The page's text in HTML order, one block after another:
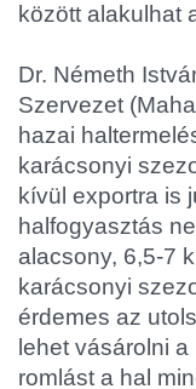
között alakulhat
Dr. Németh
Szervezet
hazai
karácsonyi
kívül exportra is
halfogyasztás
alacsony, 6,5-7
karácsonyi
érdemes az
lehet vásárolni
romlást a hal